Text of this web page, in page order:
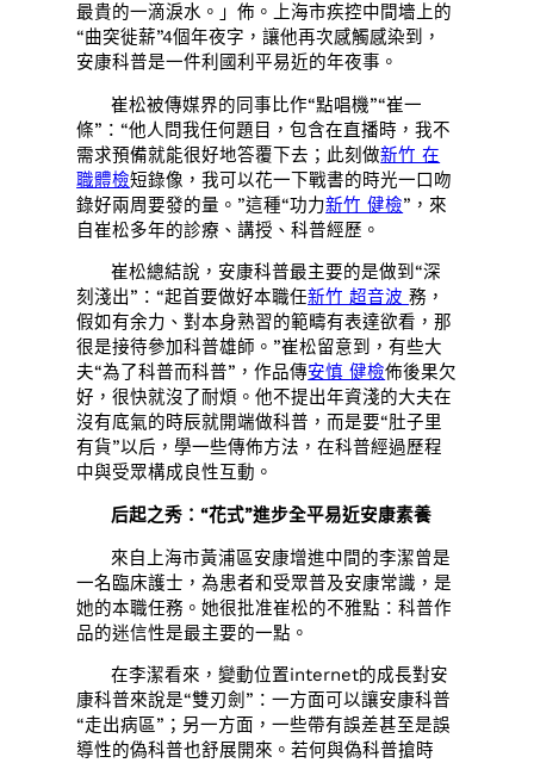
最貴的一滴淚水。」佈。上海市疾控中間墻上的
“曲突徙薪”4個年夜字，讓他再次感觸感染到，
安康科普是一件利國利平易近的年夜事。
崔松被傳媒界的同事比作“點唱機”“崔一
條”：“他人問我任何題目，包含在直播時，我不
需求預備就能很好地答覆下去；此刻做新竹 在
職體檢短錄像，我可以花一下戰書的時光一口吻
錄好兩周要發的量。”這種“功力新竹 健檢”，來
自崔松多年的診療、講授、科普經歷。
崔松總結說，安康科普最主要的是做到“深
刻淺出”：“起首要做好本職任新竹 超音波務，
假如有余力、對本身熟習的範疇有表達欲看，那
很是接待參加科普雄師。”崔松留意到，有些大
夫“為了科普而科普”，作品傳安慎 健檢佈後果欠
好，很快就沒了耐煩。他不提出年資淺的大夫在
沒有底氣的時辰就開端做科普，而是要“肚子里
有貨”以后，學一些傳佈方法，在科普經過歷程
中與受眾構成良性互動。
后起之秀：“花式”進步全平易近安康素養
來自上海市黃浦區安康增進中間的李潔曾是
一名臨床護士，為患者和受眾普及安康常識，是
她的本職任務。她很批准崔松的不雅點：科普作
品的迷信性是最主要的一點。
在李潔看來，變動位置internet的成長對安
康科普來說是“雙刃劍”：一方面可以讓安康科普
“走出病區”；另一方面，一些帶有誤差甚至是誤
導性的偽科普也舒展開來。若何與偽科普搶時